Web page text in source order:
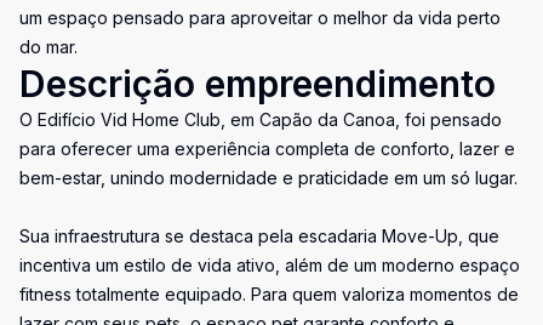
um espaço pensado para aproveitar o melhor da vida perto
do mar.
Descrição empreendimento
O Edifício Vid Home Club, em Capão da Canoa, foi pensado
para oferecer uma experiência completa de conforto, lazer e
bem-estar, unindo modernidade e praticidade em um só lugar.
Sua infraestrutura se destaca pela escadaria Move-Up, que
incentiva um estilo de vida ativo, além de um moderno espaço
fitness totalmente equipado. Para quem valoriza momentos de